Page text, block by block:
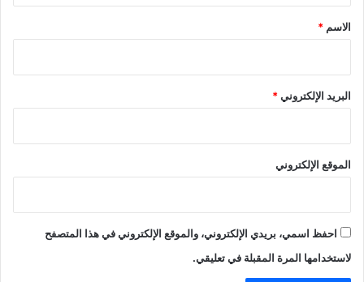
*
الاسم *
البريد الإلكتروني*
الموقع الإلكتروني
احفظ اسمي، بريدي الإلكتروني، والموقع الإلكتروني في هذا المتصفح
لاستخدامها المرة المقبلة في تعليقي.